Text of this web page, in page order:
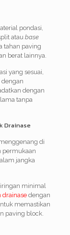
pondasi,
atau base
tahan paving
berat lainnya.
yang sesuai,
dengan
dengan
tanpa
Drainase
di
permukaan
jangka
minimal
drainasedengan
memastikan
paving block.